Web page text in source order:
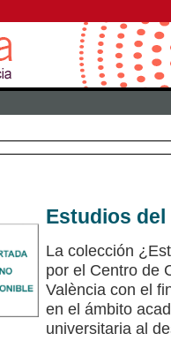
Estudios
La colección
por el Centro de
València con el
en el ámbito
universitaria al